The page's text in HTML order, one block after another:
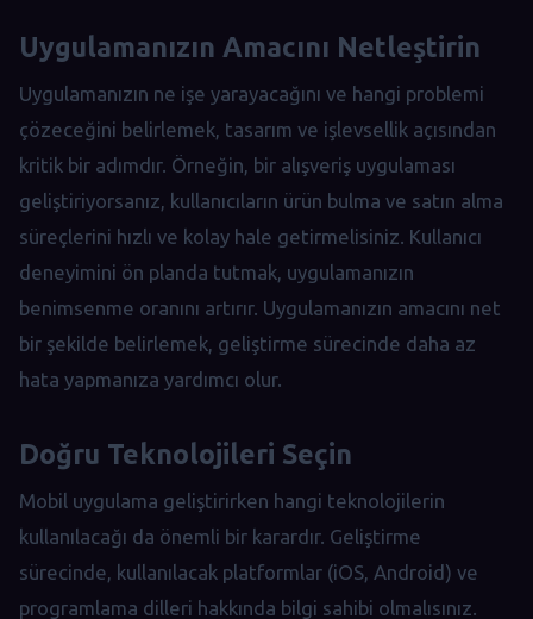
Uygulamanızın Amacını Netleştirin
Uygulamanızın ne işe yarayacağını ve hangi problemi
çözeceğini belirlemek, tasarım ve işlevsellik açısından
kritik bir adımdır. Örneğin, bir alışveriş uygulaması
geliştiriyorsanız, kullanıcıların ürün bulma ve satın alma
süreçlerini hızlı ve kolay hale getirmelisiniz. Kullanıcı
deneyimini ön planda tutmak, uygulamanızın
benimsenme oranını artırır. Uygulamanızın amacını net
bir şekilde belirlemek, geliştirme sürecinde daha az
hata yapmanıza yardımcı olur.
Doğru Teknolojileri Seçin
Mobil uygulama geliştirirken hangi teknolojilerin
kullanılacağı da önemli bir karardır. Geliştirme
sürecinde, kullanılacak platformlar (iOS, Android) ve
programlama dilleri hakkında bilgi sahibi olmalısınız.